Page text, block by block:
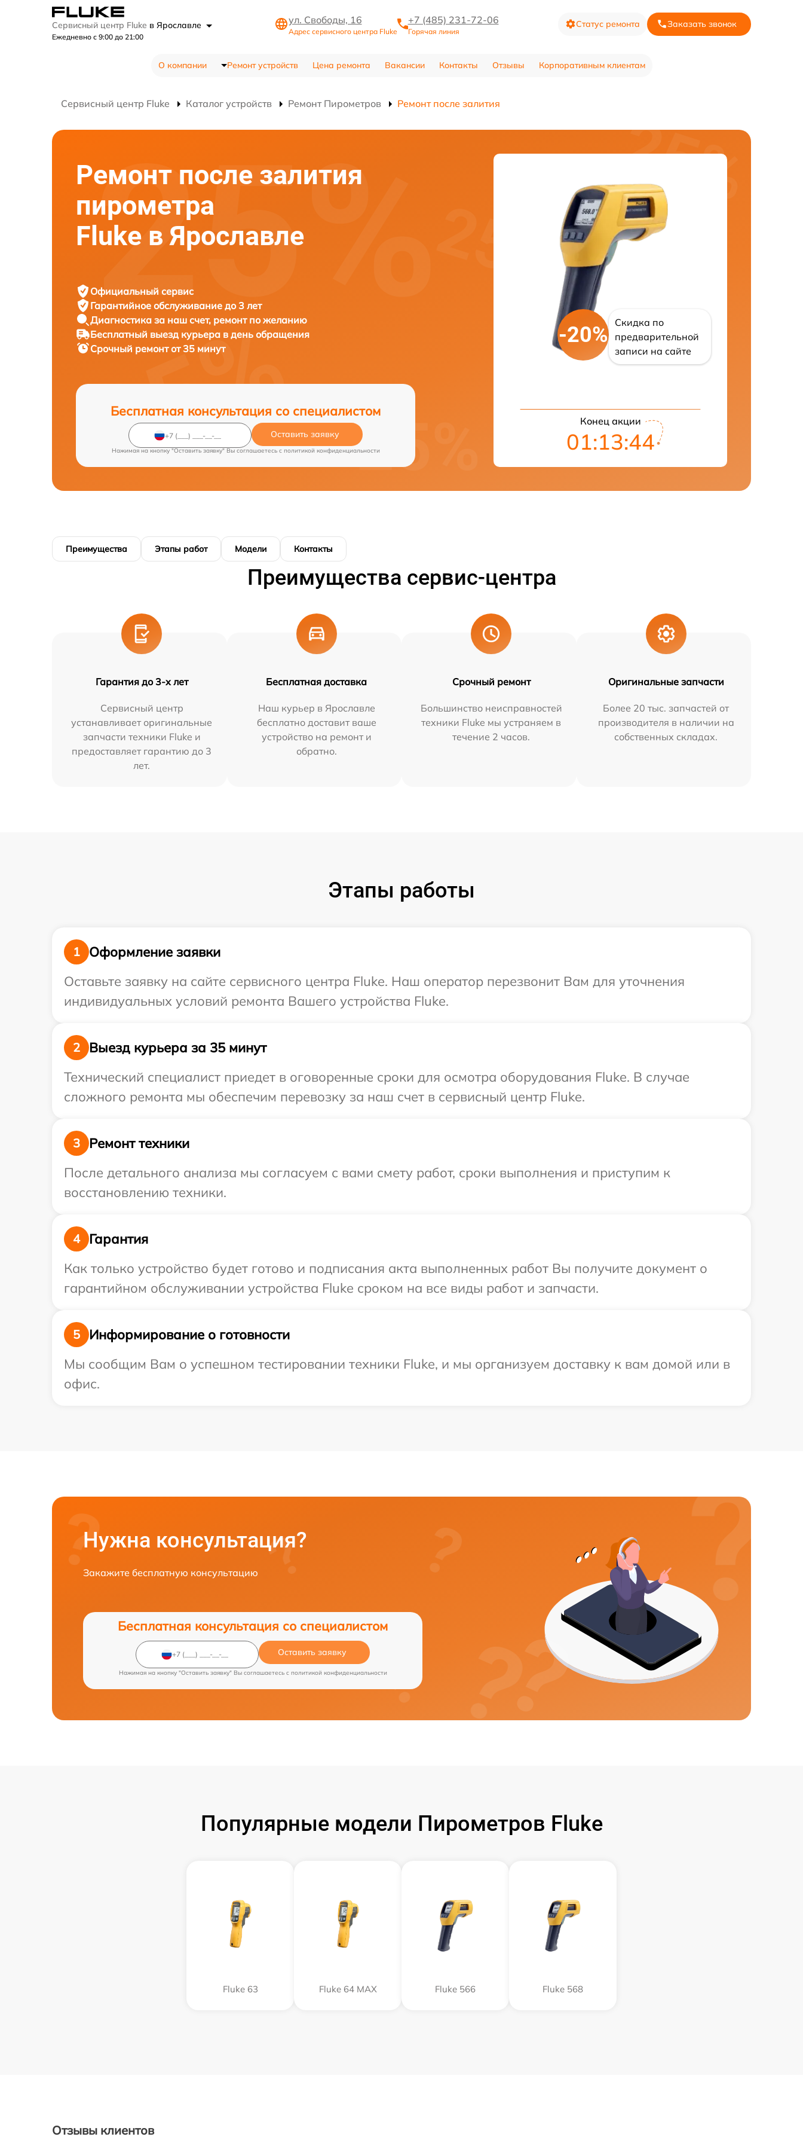
Сервисный центр Fluke в Ярославле
Ежедневно с 9:00 до 21:00
ул. Свободы, 16
Адрес сервисного центра Fluke
+7 (485) 231-72-06
Горячая линия
Статус ремонта Заказать звонок
О компании Ремонт устройств Цена ремонта Вакансии Контакты Отзывы Корпоративным клиентам
Сервисный центр Fluke Каталог устройств Ремонт Пирометров Ремонт после залития
Ремонт после залития
пирометра
Fluke в Ярославле
Официальный сервис
Гарантийное обслуживание до 3 лет
Диагностика за наш счет, ремонт по желанию
Бесплатный выезд курьера в день обращения
Срочный ремонтот 35 минут
Бесплатная консультация со специалистом
Оставить заявку
Нажимая на кнопку "Оставить заявку" Вы соглашаетесь c политикой конфиденциальности
-20%
Скидка по
предварительной
записи на сайте
Конец акции
01:13:43
Преимущества Этапы работ Модели Контакты
Преимущества сервис-центра
Гарантия до 3-х лет
Сервисный центр
устанавливает оригинальные
запчасти техники Fluke и
предоставляет гарантию до 3
лет.
Бесплатная доставка
Наш курьер в Ярославле
бесплатно доставит ваше
устройство на ремонт и
обратно.
Срочный ремонт
Большинство неисправностей
техники Fluke мы устраняем в
течение 2 часов.
Оригинальные запчасти
Более 20 тыс. запчастей от
производителя в наличии на
собственных складах.
Этапы работы
1
Оформление заявки
Оставьте заявку на сайте сервисного центра Fluke. Наш оператор перезвонит Вам для уточнения
индивидуальных условий ремонта Вашего устройства Fluke.
2
Выезд курьера за 35 минут
Технический специалист приедет в оговоренные сроки для осмотра оборудования Fluke. В случае
сложного ремонта мы обеспечим перевозку за наш счет в сервисный центр Fluke.
3
Ремонт техники
После детального анализа мы согласуем с вами смету работ, сроки выполнения и приступим к
восстановлению техники.
4
Гарантия
Как только устройство будет готово и подписания акта выполненных работ Вы получите документ о
гарантийном обслуживании устройства Fluke сроком на все виды работ и запчасти.
5
Информирование о готовности
Мы сообщим Вам о успешном тестировании техники Fluke, и мы организуем доставку к вам домой или в
офис.
Нужна консультация?
Закажите бесплатную консультацию
Бесплатная консультация со специалистом
Оставить заявку
Нажимая на кнопку "Оставить заявку" Вы соглашаетесь c политикой конфиденциальности
Популярные модели Пирометров Fluke
Fluke 63 Fluke 64 MAX Fluke 566 Fluke 568
Отзывы клиентов